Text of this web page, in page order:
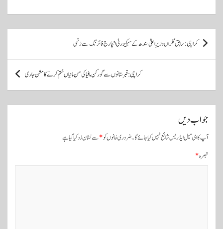
ok
r
A
pp
کراچی: سابق نگراں وزیرِ اعلیٰ سندھ کے سیکیورٹی انچارج فائرنگ سے زخمی
کراچی: قبرستانوں سے گورکن مافیا کی من مانیاں ختم کرنے کا مشن جاری
جواب دیں
آپ کا ای میل ایڈریس شائع نہیں کیا جائے گا۔ضروری خانوں کو*سے نشان زد کیا گیا ہے
تبصرہ*